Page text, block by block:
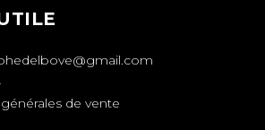
de vente